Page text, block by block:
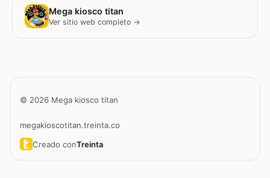
Mega kiosco titan
Ver sitio web completo →
© 2026 Mega kiosco titan
megakioscotitan.treinta.co
Creado conTreinta